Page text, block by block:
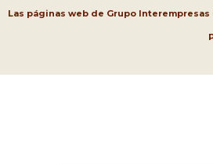
Las páginas web de Grupo